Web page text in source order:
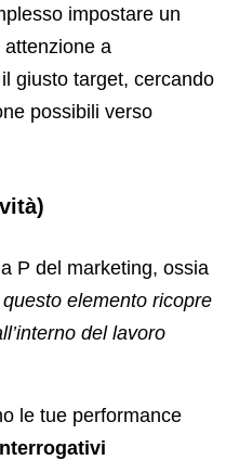
impostare un
attenzione a
giusto target, cercando
possibili verso
P del marketing, ossia
elemento ricopre
del lavoro
le tue performance